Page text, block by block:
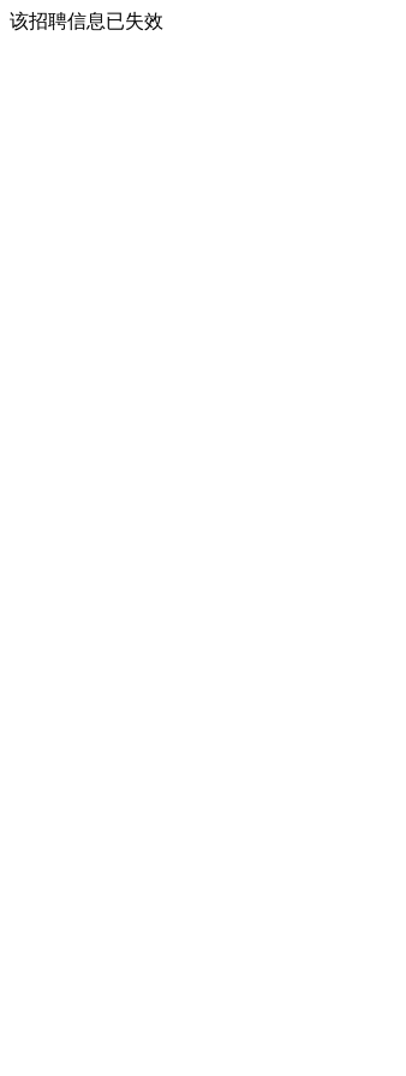
该招聘信息已失效